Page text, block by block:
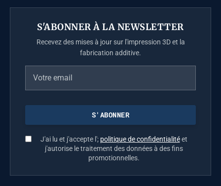
S'ABONNER À LA NEWSLETTER
Recevez des mises à jour sur l'impression 3D et la
fabrication additive.
J'ai lu et j'accepte l'; politique de confidentialitéet
j'autorise le traitement des données à des fins
promotionnelles.